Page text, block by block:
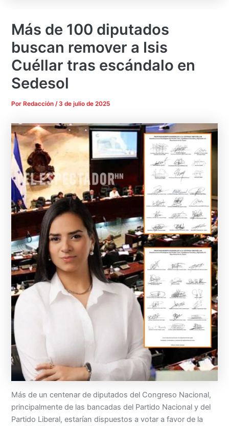
Más de 100 diputados
buscan remover a Isis
Cuéllar tras escándalo en
Sedesol
Por Redacción/ 3 de julio de 2025
Más de un centenar de diputados del Congreso Nacional,
principalmente de las bancadas del Partido Nacional y del
Partido Liberal, estarían dispuestos a votar a favor de la